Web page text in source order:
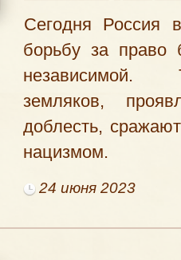
Сегодня Россия
борьбу за право
земляков,
доблесть,
нацизмом.
24 июня 2023